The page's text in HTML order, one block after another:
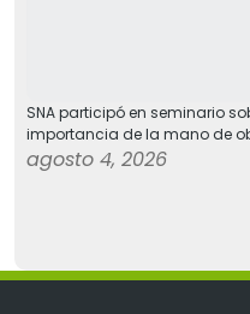
SNA participó en seminario
importancia de la mano de
agosto 4, 2026